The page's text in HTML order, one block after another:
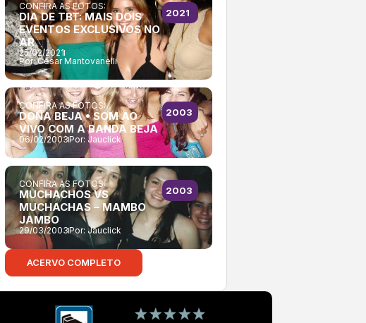
CONFIRA AS FOTOS:
DIA DE TBT: MAIS DOIS
EVENTOS EXCLUSIVOS NO
AR
25/02/2021
Por:César Mantovanelli
2021
CONFIRA AS FOTOS:
DONA BEJA • SOM AO
VIVO COM A BANDA BEJA
06/02/2003Por: Jauclick
2003
CONFIRA AS FOTOS:
MUCHACHOS VS
MUCHACHAS – MAMBO
JAMBO
29/03/2003Por: Jauclick
2003
ACERVO COMPLETO